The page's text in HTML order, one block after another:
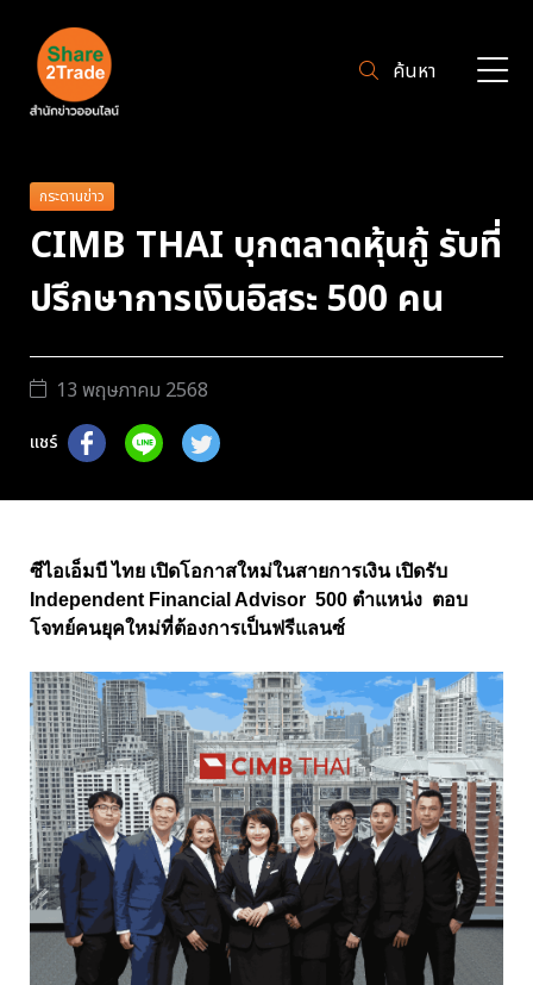
ค้นหา
กระดานข่าว
CIMB THAI บุกตลาดหุ้นกู้ รับที่
ปรึกษาการเงินอิสระ 500 คน
13 พฤษภาคม 2568
แชร์
ซีไอเอ็มบี ไทย เปิดโอกาสใหม่ในสายการเงิน เปิดรับ
Independent Financial Advisor 500 ตำแหน่ง ตอบ
โจทย์คนยุคใหม่ที่ต้องการเป็นฟรีแลนซ์